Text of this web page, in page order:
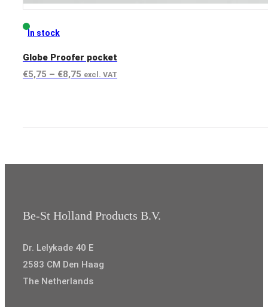
In stock
Globe Proofer pocket
€5,75 – €8,75 Preisspanne:
excl. VAT
Be-St Holland Products B.V.
Dr. Lelykade 40 E
2583 CM Den Haag
The Netherlands